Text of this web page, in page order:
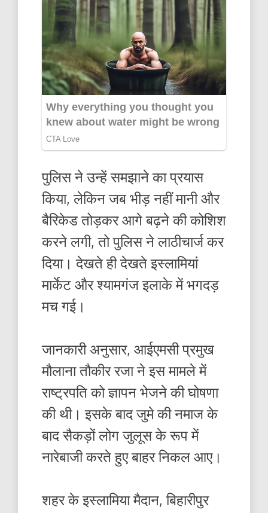
पुलिस ने उन्हें समझाने का प्रयास
किया, लेकिन जब भीड़ नहीं मानी और
बैरिकेड तोड़कर आगे बढ़ने की कोशिश
करने लगी, तो पुलिस ने लाठीचार्ज कर
दिया। देखते ही देखते इस्लामियां
मार्केट और श्यामगंज इलाके में भगदड़
मच गई।
जानकारी अनुसार, आईएमसी प्रमुख
मौलाना तौकीर रजा ने इस मामले में
राष्ट्रपति को ज्ञापन भेजने की घोषणा
की थी। इसके बाद जुमे की नमाज के
बाद सैकड़ों लोग जुलूस के रूप में
नारेबाजी करते हुए बाहर निकल आए।
शहर के इस्लामिया मैदान, बिहारीपुर